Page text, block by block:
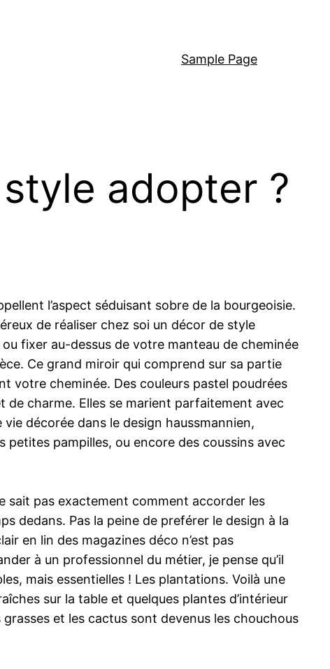
Sample Page
adopter ?
l’aspect séduisant sobre de la bourgeoisie.
de réaliser chez soi un décor de style
fixer au-dessus de votre manteau de cheminée
Ce grand miroir qui comprend sur sa partie
votre cheminée. Des couleurs pastel poudrées
charme. Elles se marient parfaitement avec
décorée dans le design haussmannien,
pampilles, ou encore des coussins avec
sait pas exactement comment accorder les
dedans. Pas la peine de preférer le design à la
en lin des magazines déco n’est pas
à un professionnel du métier, je pense qu’il
mais essentielles ! Les plantations. Voilà une
sur la table et quelques plantes d’intérieur
et les cactus sont devenus les chouchous